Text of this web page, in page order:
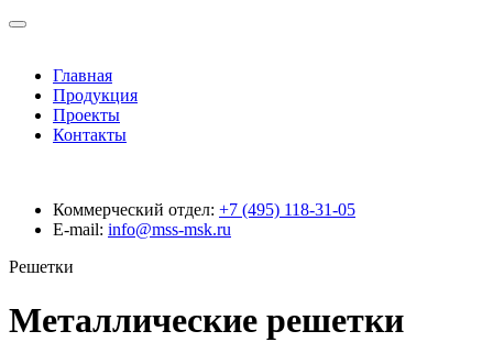
Главная
Продукция
Проекты
Контакты
Коммерческий отдел: +7 (495) 118-31-05
E-mail: info@mss-msk.ru
Решетки
Металлические решетки